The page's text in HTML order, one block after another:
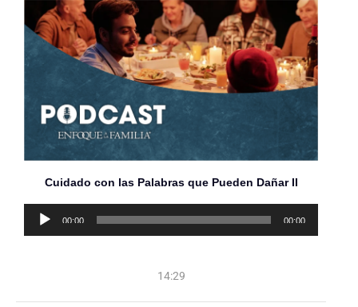
Cuidado con las Palabras que Pueden Dañar II
Reproductor
00:00 00:00
14:29